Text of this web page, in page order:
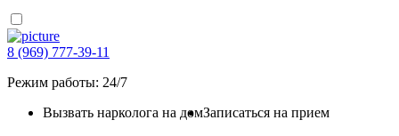
8 (969) 777-39-11
Режим работы: 24/7
Вызвать нарколога на домЗаписаться на прием